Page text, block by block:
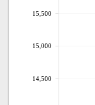
14,500
15,000
15,500